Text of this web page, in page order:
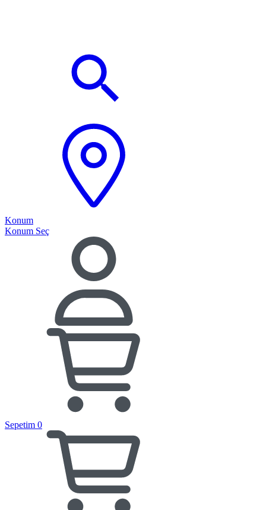
Konum
Konum Seç
Sepetim 0